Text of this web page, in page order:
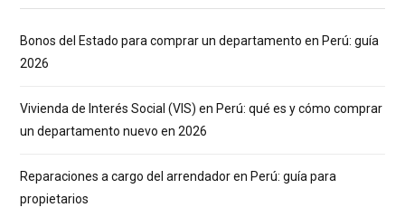
Bonos del Estado para comprar un departamento en Perú: guía
2026
Vivienda de Interés Social (VIS) en Perú: qué es y cómo comprar
un departamento nuevo en 2026
Reparaciones a cargo del arrendador en Perú: guía para
propietarios